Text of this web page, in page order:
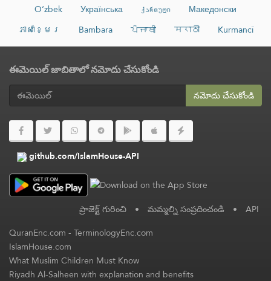
O‘zbek
Українська ქართული
Македонски
ភាសាខ្មែរ
Bambara ਪੰਜਾਬੀ मराठी Kurmancî
ఈమెయిల్ జాబితాలో నమోదు చేసుకోండి
నమోదు చేసుకోండి
github.com/IslamHouse-API
ప్రాజెక్ట్ గురించి • మమ్మల్ని సంప్రదించండి • API
QuranEnc.com-TerminologyEnc.com
IslamHouse.com
What Muslim Children Must Know
Riyadh Al-Salheen with explanation and benefits